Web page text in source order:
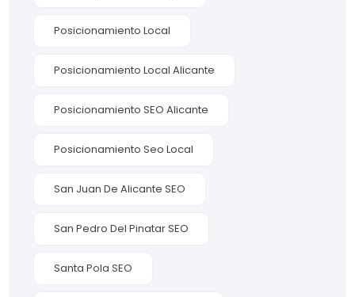
Posicionamiento Local
Posicionamiento Local Alicante
Posicionamiento SEO Alicante
Posicionamiento Seo Local
San Juan De Alicante SEO
San Pedro Del Pinatar SEO
Santa Pola SEO